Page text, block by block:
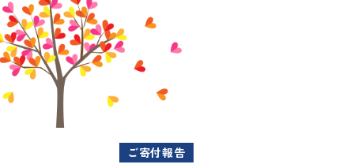
ご寄付報告